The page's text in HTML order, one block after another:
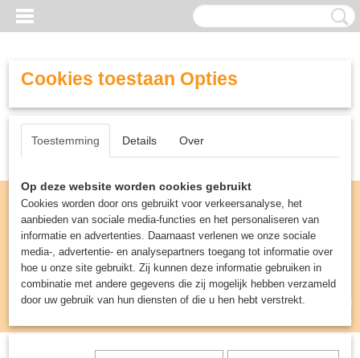
Inloggen Registreren
UW WINKELWAGEN
(0)
Cookies toestaan Opties
Toestemming Details Over
Op deze website worden cookies gebruikt
Cookies worden door ons gebruikt voor verkeersanalyse, het
aanbieden van sociale media-functies en het personaliseren van
informatie en advertenties. Daarnaast verlenen we onze sociale
media-, advertentie- en analysepartners toegang tot informatie over
hoe u onze site gebruikt. Zij kunnen deze informatie gebruiken in
combinatie met andere gegevens die zij mogelijk hebben verzameld
door uw gebruik van hun diensten of die u hen hebt verstrekt.